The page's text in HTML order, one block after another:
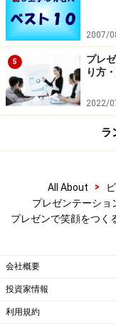
4.口角をむり
それでもダメなと
を上げてみましょ
ときよりも、笑顔
わせることは可能
いう方もいらっし
しかし、たとえ偽
のためにそれは行
しょうか？
2007/
5
プレ
り方
2022/
ラ
All About >
プレゼンテーショ
プレゼンで笑顔をつく
会社概要
投資家情報
利用規約